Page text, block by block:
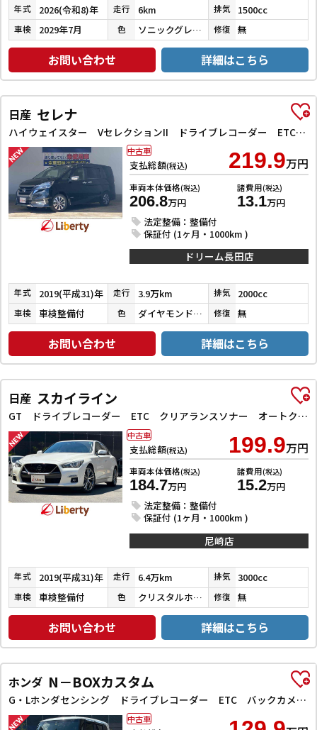
年式 2026(令和8)年 走行 6km 排気 1500cc
車検 2029年7月 色 ソニックグレーパール 修復 無
お問い合わせ 詳細はこちら
日産 セレナ
ハイウェイスター VセレクションII ドライブレコーダー ETC 全周囲カメラ ナビ TV クリアランスソナー オートクルーズコントロール パークアシスト 衝突被害軽減システム 両側電動スライドドア オートライト LEDヘッドランプ
支払総額(税込) 219.9万円
車両本体価格(税込)
206.8万円
諸費用(税込)
13.1万円
法定整備：整備付
保証付 (1ヶ月・1000km )
中古車
ドリーム長田店
年式 2019(平成31)年 走行 3.9万km 排気 2000cc
車検 車検整備付 色 ダイヤモンドブラックパール 修復 無
お問い合わせ 詳細はこちら
日産 スカイライン
GT ドライブレコーダー ETC クリアランスソナー オートクルーズコントロール 衝突被害軽減システム 全周囲カメラ ナビ TV アルミホイール オートライト LEDヘッドランプ サンルーフ AT
支払総額(税込) 199.9万円
車両本体価格(税込)
184.7万円
諸費用(税込)
15.2万円
法定整備：整備付
保証付 (1ヶ月・1000km )
中古車
尼崎店
年式 2019(平成31)年 走行 6.4万km 排気 3000cc
車検 車検整備付 色 クリスタルホワイトパール３コートパール 修復 無
お問い合わせ 詳細はこちら
ホンダ N－BOXカスタム
G・Lホンダセンシング ドライブレコーダー ETC バックカメラ 両側スライド・片側電動 ナビ TV クリアランスソナー オートクルーズコントロール レーンアシスト 衝突被害軽減システム オートライト スマートキー
中古車